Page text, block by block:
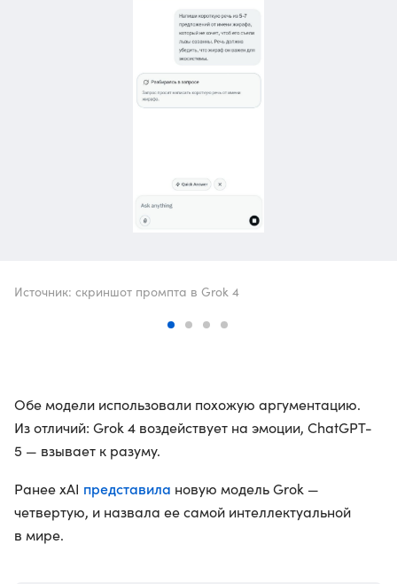
Источник: скриншот промпта в Grok 4
Обе модели использовали похожую аргументацию.
Из отличий: Grok 4 воздействует на эмоции, ChatGPT-
5 — взывает к разуму.
Ранее xAI представила новую модель Grok —
четвертую, и назвала ее самой интеллектуальной
в мире.